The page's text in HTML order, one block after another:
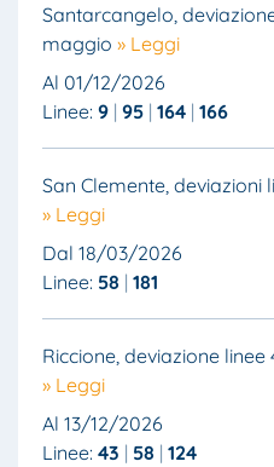
Santarcangelo,
maggio » Leggi
Al 01/12/2026
Linee: 9 95 164 166
San Clemente, deviazioni
» Leggi
Dal 18/03/2026
Linee: 58 181
Riccione, deviazione linee
» Leggi
Al 13/12/2026
Linee: 43 58 124